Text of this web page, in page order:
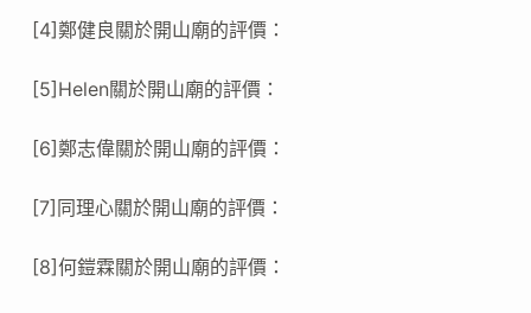
[4]鄭健良關於開山廟的評價：
[5]Helen關於開山廟的評價：
[6]鄭志偉關於開山廟的評價：
[7]同理心關於開山廟的評價：
[8]何鎧霖關於開山廟的評價：